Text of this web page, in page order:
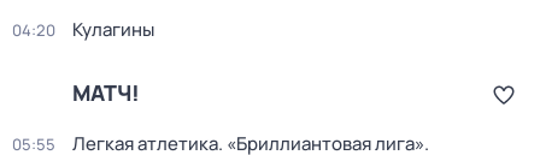
04:20 Кулагины
МАТЧ!
05:55
Легкая атлетика. «Бриллиантовая лига».